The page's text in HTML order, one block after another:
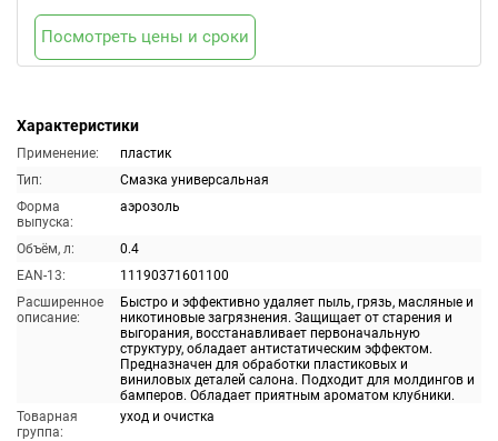
Характеристики
Применение:
пластик
Тип:
Смазка универсальная
Форма
выпуска:
аэрозоль
Объём, л:
0.4
EAN-13:
11190371601100
Расширенное
описание:
Быстро и эффективно удаляет пыль, грязь, масляные и
никотиновые загрязнения. Защищает от старения и
выгорания, восстанавливает первоначальную
структуру, обладает антистатическим эффектом.
Предназначен для обработки пластиковых и
виниловых деталей салона. Подходит для молдингов и
бамперов. Обладает приятным ароматом клубники.
Товарная
группа:
уход и очистка
Посмотреть цены и сроки